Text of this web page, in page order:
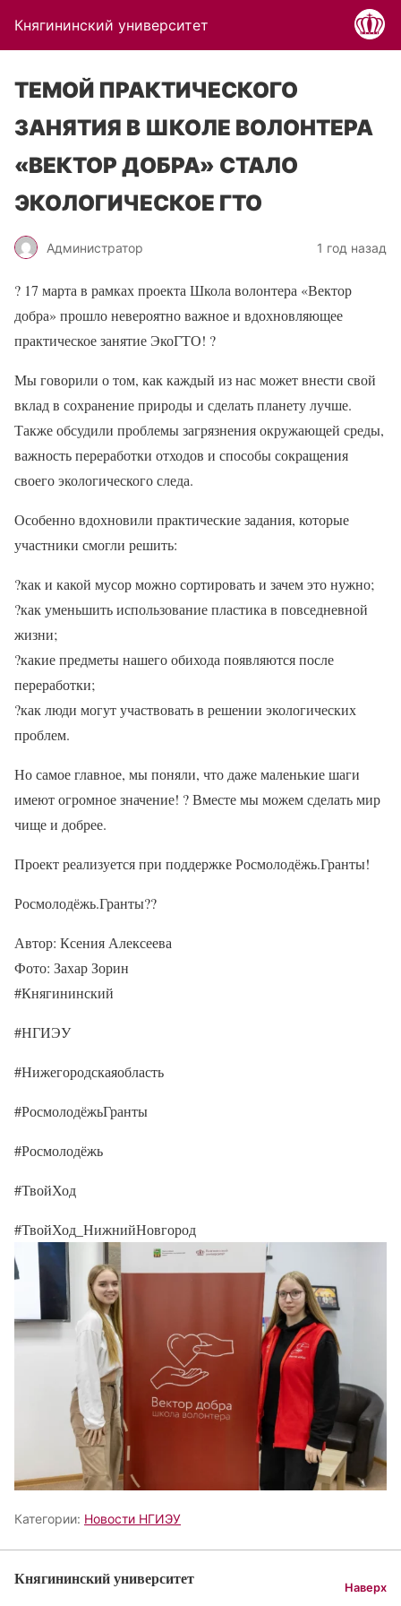
Княгининский университет
ТЕМОЙ ПРАКТИЧЕСКОГО
ЗАНЯТИЯ В ШКОЛЕ ВОЛОНТЕРА
«ВЕКТОР ДОБРА» СТАЛО
ЭКОЛОГИЧЕСКОЕ ГТО
Администратор 1 год назад
? 17 марта в рамках проекта Школа волонтера «Вектор
добра» прошло невероятно важное и вдохновляющее
практическое занятие ЭкоГТО! ?
Мы говорили о том, как каждый из нас может внести свой
вклад в сохранение природы и сделать планету лучше.
Также обсудили проблемы загрязнения окружающей среды,
важность переработки отходов и способы сокращения
своего экологического следа.
Особенно вдохновили практические задания, которые
участники смогли решить:
?как и какой мусор можно сортировать и зачем это нужно;
?как уменьшить использование пластика в повседневной
жизни;
?какие предметы нашего обихода появляются после
переработки;
?как люди могут участвовать в решении экологических
проблем.
Но самое главное, мы поняли, что даже маленькие шаги
имеют огромное значение! ? Вместе мы можем сделать мир
чище и добрее.
Проект реализуется при поддержке Росмолодёжь.Гранты!
Росмолодёжь.Гранты??
Автор: Ксения Алексеева
Фото: Захар Зорин
#Княгининский
#НГИЭУ
#Нижегородскаяобласть
#РосмолодёжьГранты
#Росмолодёжь
#ТвойХод
#ТвойХод_НижнийНовгород
Категории: Новости НГИЭУ
Княгининский университет Наверх